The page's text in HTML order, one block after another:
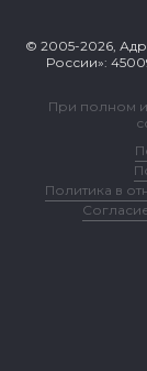
© 2005-2026,
России»:
При полном
Политика в